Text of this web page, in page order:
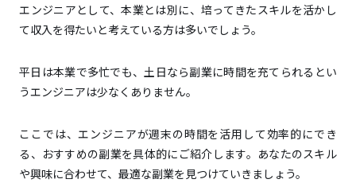
プット機会
エンジニア関連のWeb記事執筆・監修｜時間・場所の
自作サイトやアプリの制作・収益化｜自由度が高
く、将来性がある
副業やフリーランス向けの案件エージェントを利用す
る
エンジニアとして、本業とは別に、培ってきたスキルを活かし
て収入を得たいと考えている方は多いでしょう。
平日は本業で多忙でも、土日なら副業に時間を充てられるとい
うエンジニアは少なくありません。
ここでは、エンジニアが週末の時間を活用して効率的にでき
る、おすすめの副業を具体的にご紹介します。あなたのスキル
や興味に合わせて、最適な副業を見つけていきましょう。